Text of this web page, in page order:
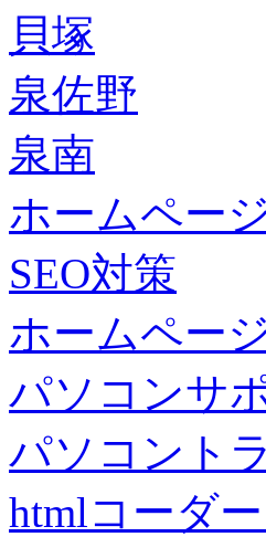
貝塚
泉佐野
泉南
ホームペー
SEO対策
ホームペー
パソコンサ
パソコント
htmlコーダ